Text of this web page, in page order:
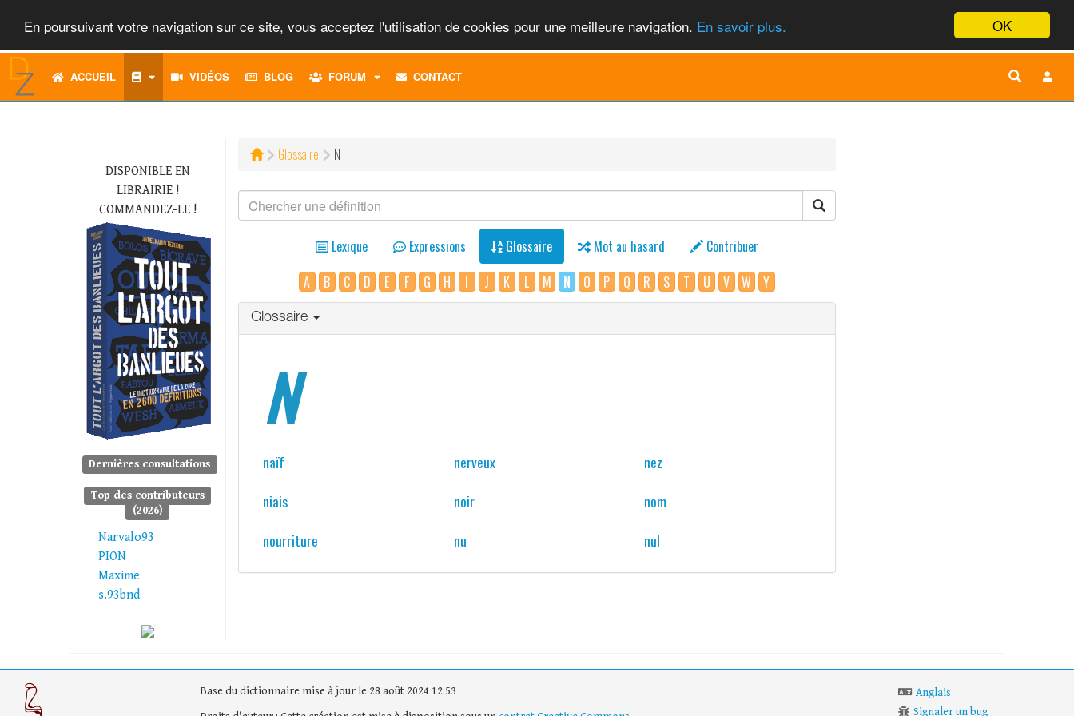
OK
En poursuivant votre navigation sur ce site, vous acceptez l'utilisation de cookies pour une meilleure navigation. En savoir plus.
ACCUEIL VIDÉOS BLOG FORUM
TOGGLECONTACT
DISPONIBLE EN
LIBRAIRIE !
COMMANDEZ-LE !
Dernières consultations
Top des contributeurs
(2026)
Narvalo93
PION
Maxime
s.93bnd
Glossaire N
Lexique Expressions Glossaire Mot au hasard
Contribuer
A
B C D E F G H I J K L M N O P Q R S T U V W Y
Glossaire
N
naïf nerveux
nez
niais
noir
nom
nourriture
nu nul
Base du dictionnaire mise à jour le 28 août 2024 12:53
Anglais
Signaler un bug